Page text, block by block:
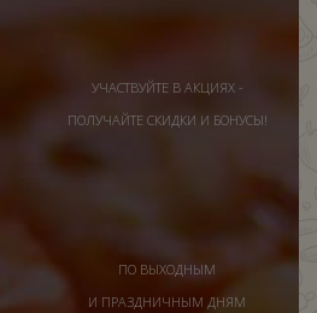
УЧАСТВУЙТЕ В АКЦИЯХ -
ПОЛУЧАЙТЕ СКИДКИ И БОНУСЫ!
ПО ВЫХОДНЫМ
И ПРАЗДНИЧНЫМ ДНЯМ